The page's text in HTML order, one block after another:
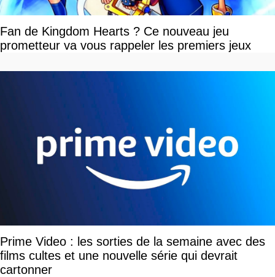
Fan de Kingdom Hearts ? Ce nouveau jeu
prometteur va vous rappeler les premiers jeux
Prime Video : les sorties de la semaine avec des
films cultes et une nouvelle série qui devrait
cartonner